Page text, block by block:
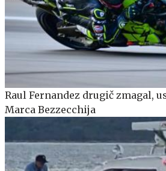
Raul Fernandez drugič zmagal,
Marca Bezzecchija